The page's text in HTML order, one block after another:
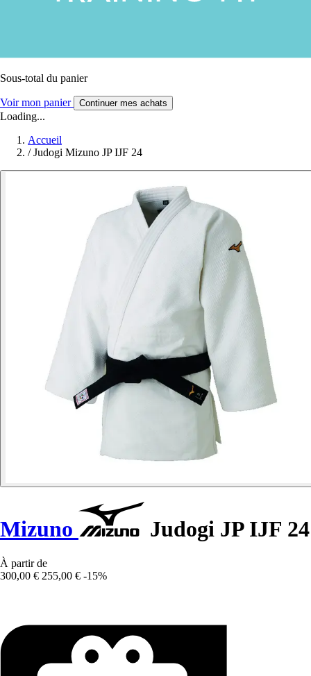
Sous-total du panier
Voir mon panier Continuer mes achats
Loading...
Accueil
/ Judogi Mizuno JP IJF 24
Mizuno Judogi JP IJF 24
À partir de
300,00 € 255,00 € -15%